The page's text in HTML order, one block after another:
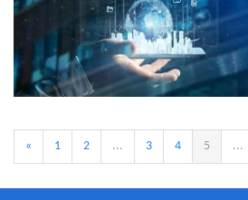
« 1 2 ... 3 4 5 ...